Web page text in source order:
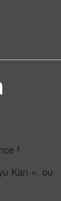
!
Kan », ou